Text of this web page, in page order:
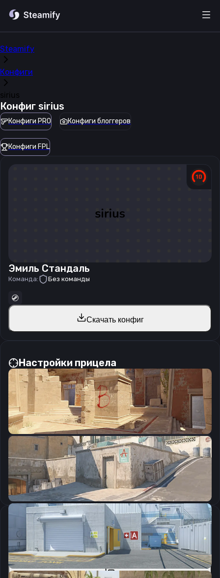
Steamify
Конфиги
sirius
Конфиг sirius
Конфиги PRO Конфиги блоггеров
Конфиги FPL
Эмиль Стандаль
Команда: Без команды
Скачать конфиг
Настройки прицела
CSGO-xfw8F-KuO4J-EstSw-zNwCU-zqLDR
Скопировать
Параметры запуска